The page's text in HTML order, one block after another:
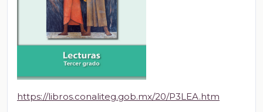
https://libros.conaliteg.gob.mx/20/P3LEA.htm